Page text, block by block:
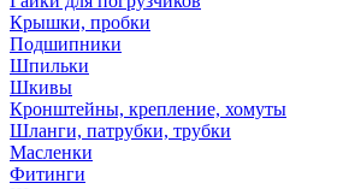
Крышки, пробки
Подшипники
Шпильки
Шкивы
Кронштейны, крепление, хомуты
Шланги, патрубки, трубки
Масленки
Фитинги